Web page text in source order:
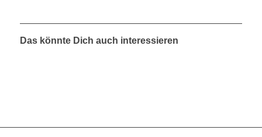
Das könnte Dich auch interessieren